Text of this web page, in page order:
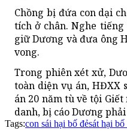
Chồng bị đứa con dại
tích ở chân. Nghe
giữ Dương và đưa ông
vong.
Trong phiên xét xử,
toàn diện vụ án, HĐXX
án 20 năm tù về tội
danh, bị cáo Dương
Tags:con sái hại bố đẻsát hại bố